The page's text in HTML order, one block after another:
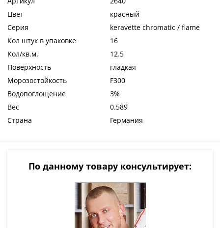
Цвет
красный
Серия
keravette chromatic / flame
Кол штук в упаковке
16
Кол/кв.м.
12.5
Поверхность
гладкая
Морозостойкость
F300
Водопоглощение
3%
Вес
0.589
Страна
Германия
По данному товару консультирует: